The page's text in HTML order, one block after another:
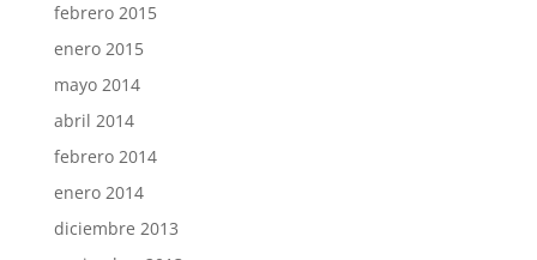
febrero 2015
enero 2015
mayo 2014
abril 2014
febrero 2014
enero 2014
diciembre 2013